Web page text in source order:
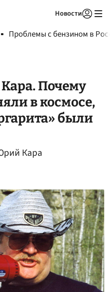
Новости
Проблемы с бензином в
Почему
в космосе,
были
Кара